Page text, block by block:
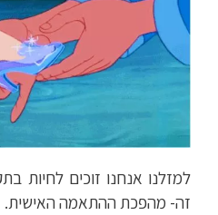
למזלנו אנחנו זוכים לחיות
זה- מהפכת ההתאמה האישית.